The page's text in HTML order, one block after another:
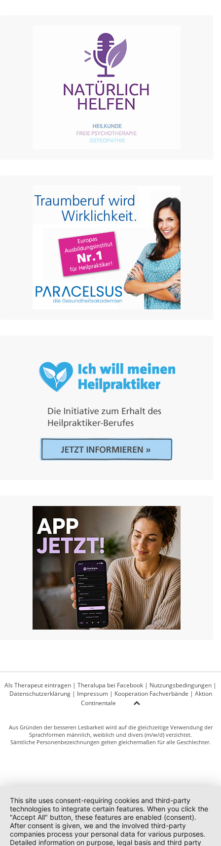
Als Therapeut eintragen | Theralupa bei Facebook | Nutzungsbedingungen |
Datenschutzerklärung| Impressum| Kooperation Fachverbände | Aktion
Continentale
Aus Gründen der besseren Lesbarkeit wird auf die gleichzeitige Verwendung der
Sprachformen männlich, weiblich und divers (m/w/d) verzichtet.
Sämtliche Personenbezeichnungen gelten gleichermaßen für alle Geschlechter.
This site uses consent-requiring cookies and third-party
technologies to integrate certain features. When you click the
"Accept All" button, these features are enabled (consent).
After consent is given, we and the involved third-party
companies process your personal data for various purposes.
Detailed information on purpose, legal basis and third party